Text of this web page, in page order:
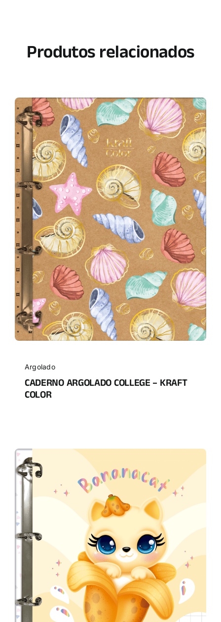
Produtos relacionados
Argolado
CADERNO ARGOLADO COLLEGE – KRAFT
COLOR